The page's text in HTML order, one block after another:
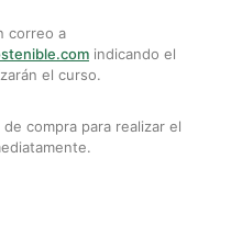
correo a
indicando el
el curso.
compra para realizar el